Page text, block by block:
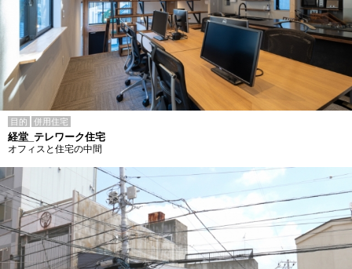
目的 併用住宅
経堂_テレワーク住宅
オフィスと住宅の中間